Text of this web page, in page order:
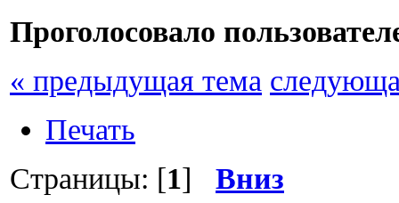
Проголосовало
« предыдущая тема
Печать
Страницы: [1] Вниз